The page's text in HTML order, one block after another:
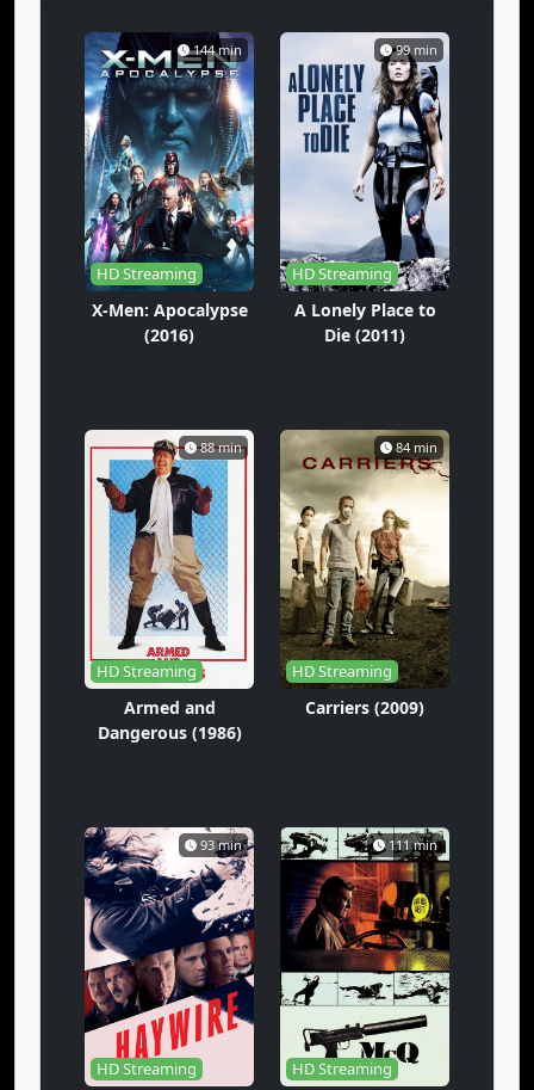
144 min
HD Streaming
X-Men: Apocalypse
(2016)
99 min
HD Streaming
A Lonely Place to
Die (2011)
88 min
HD Streaming
Armed and
Dangerous (1986)
84 min
HD Streaming
Carriers (2009)
93 min
HD Streaming
111 min
HD Streaming